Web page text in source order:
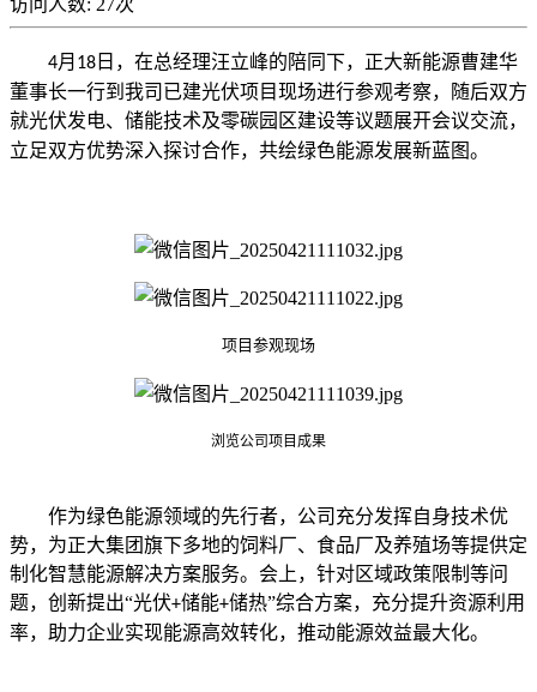
4月 18 日 ， 在总经理汪立峰的陪同下， 正大新能源曹建华
董事长一行到我司已建光伏项目现场进行参观考察，随后双方
就光伏发电、储能技术及零碳园区建设等议题展开会议交流，
立足双方优势深入探讨合作， 共绘绿色能源发展新蓝图。
项目参观现场
浏览公司项目成果
作为绿色能源领域的先行者，公司充分发挥自身技术优
势，为正大集团旗下多地的饲料厂、食品厂及养殖场等提供定
制化智慧能源解决方案服务。会上，针对区域政策限制等问
题，创新提出“光伏+储能+储热”综合方案，充分提升资源利用
率，助力企业实现能源高效转化，推动能源效益最大化。